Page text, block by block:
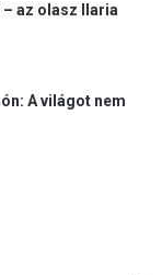
az olasz Ilaria
A világot nem